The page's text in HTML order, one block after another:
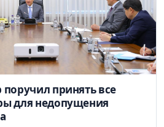
принять все
для недопущения